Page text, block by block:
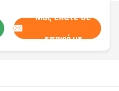
Μας ελάτε σε
επαφή με